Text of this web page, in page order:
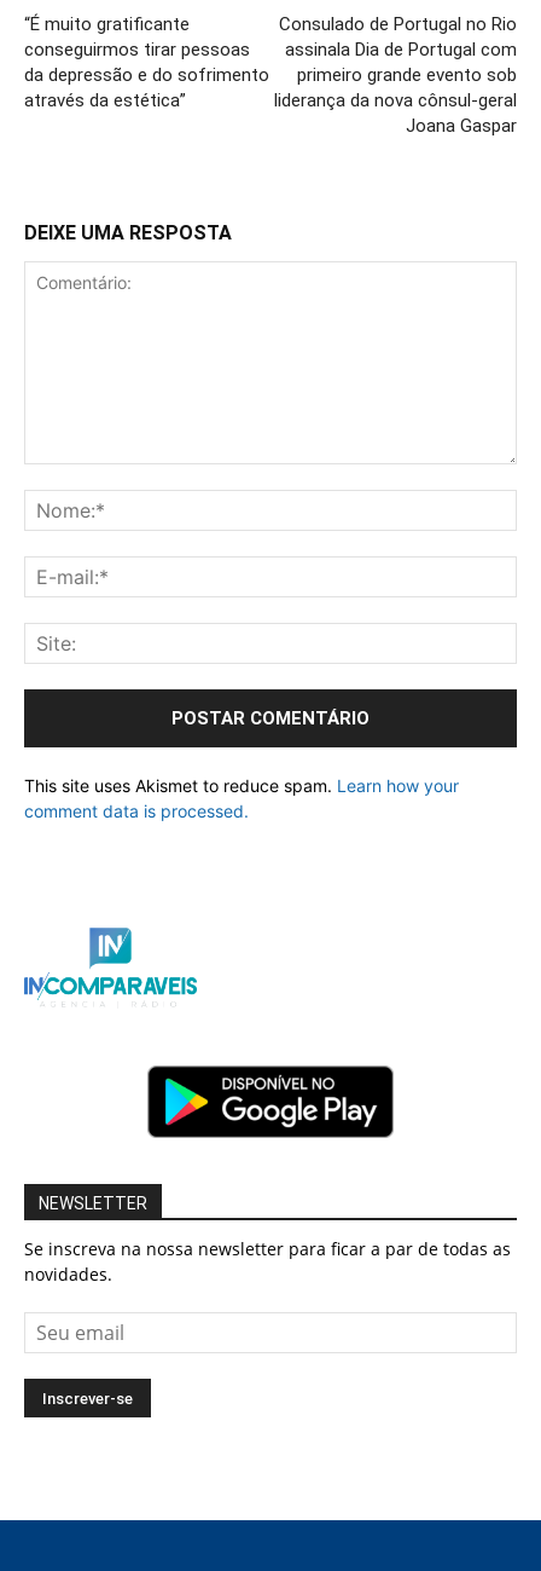
“É muito gratificante
conseguirmos tirar pessoas
da depressão e do sofrimento
através da estética”
Consulado de Portugal no Rio
assinala Dia de Portugal com
primeiro grande evento sob
liderança da nova cônsul-geral
Joana Gaspar
DEIXE UMA RESPOSTA
This site uses Akismet to reduce spam. Learn how your
comment data is processed.
NEWSLETTER
Se inscreva na nossa newsletter para ficar a par de todas as
novidades.